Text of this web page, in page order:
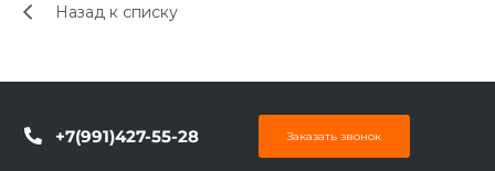
Назад к списку
+7(991)427-55-28 Заказать звонок